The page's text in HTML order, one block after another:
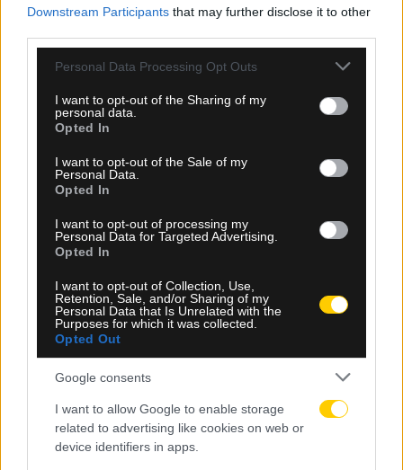
Downstream Participants that may further disclose it to other
Please note that this website/app uses one or more Google
not limited to your visit or usage behaviour. You may click to
grant or deny consent to Google and its third-party tags to
use your data for below specified purposes in below Google
consent section.
Personal Data Processing Opt Outs
I want to opt-out of the Sharing of my
personal data.
Opted In
I want to opt-out of the Sale of my
Personal Data.
Opted In
I want to opt-out of processing my
Personal Data for Targeted Advertising.
Opted In
I want to opt-out of Collection, Use,
Retention, Sale, and/or Sharing of my
Personal Data that Is Unrelated with the
Purposes for which it was collected.
Opted Out
Google consents
I want to allow Google to enable storage
related to advertising like cookies on web or
device identifiers in apps.
Αθλητικό τηλεοπτικό πρόγραμμα 10/08:
Αναλυτικά οι αγώνες και τα κανάλια